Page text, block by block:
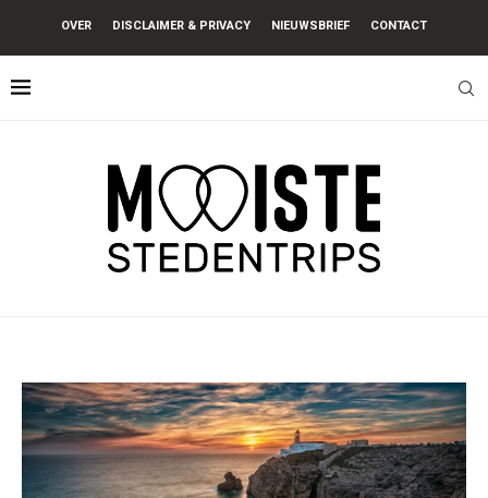
OVER DISCLAIMER & PRIVACY NIEUWSBRIEF CONTACT